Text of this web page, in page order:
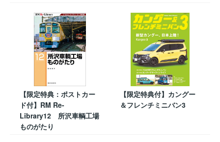
【限定特典：ポストカー
ド付】RM Re-
Library12 所沢車輌工場
ものがたり
【限定特典付】カングー
＆フレンチミニバン3